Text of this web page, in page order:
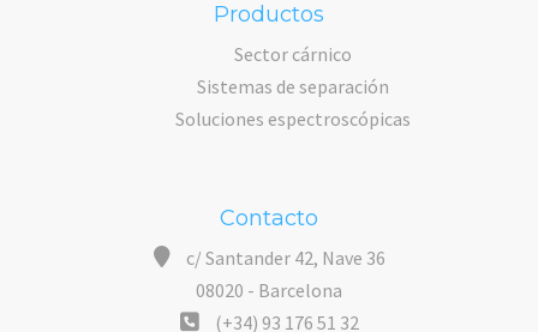
Productos
Sector cárnico
Sistemas de separación
Soluciones espectroscópicas
Contacto
c/ Santander 42, Nave 36
08020 - Barcelona
(+34) 93 176 51 32